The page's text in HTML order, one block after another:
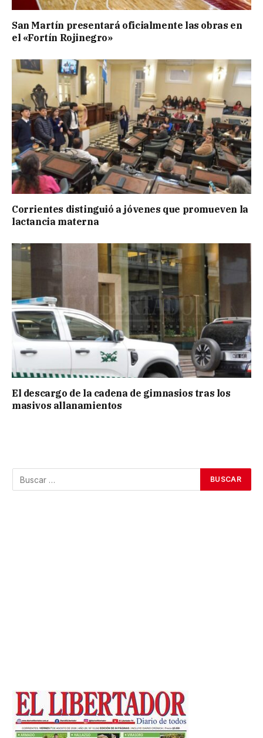
San Martín presentará oficialmente las obras en
el «Fortín Rojinegro»
Corrientes distinguió a jóvenes que promueven la
lactancia materna
El descargo de la cadena de gimnasios tras los
masivos allanamientos